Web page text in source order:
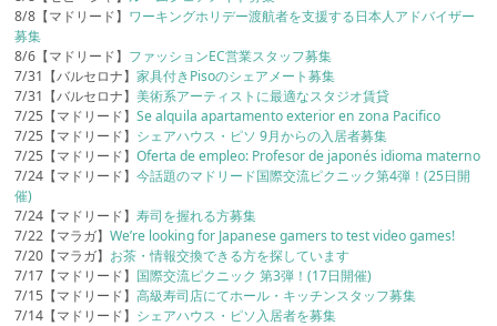
8/8【マドリード】 ワーキングホリデー渡航者を支援する日本人アドバイザー
募集
8/6【マドリード】 ファッションEC営業スタッフ募集
7/31【バルセロナ】家具付きPisoのシェアメート募集
7/31【バルセロナ】美術系アーティストに最適なスタジオ賃貸
7/25【マドリード】Se alquila apartamento exterior en zona Pacifico
7/25【マドリード】 シェアハウス・ピソ 9月からの入居者募集
7/25【マドリード】Oferta de empleo: Profesor de japonés idioma materno
7/24【マドリード】今話題のマドリード国際交流ピクニック第4弾！(25日開
催)
7/24【マドリード】寿司を握れる方募集
7/22【マラガ】We’re looking for Japanese gamers to test video games!
7/20【マラガ】 お茶・情報交換できる方を探しています
7/17【マドリード】 国際交流ピクニック 第3弾！(17日開催)
7/15【マドリード】高級寿司店にてホール・キッチンスタッフ募集
7/14【マドリード】 シェアハウス・ピソ入居者を募集